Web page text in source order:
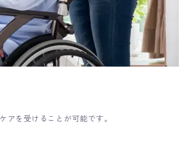
を受けることが可能です。